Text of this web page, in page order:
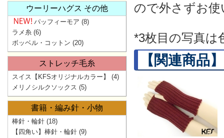
ので外さずお
*3枚目の写真は
【関連商品】
ウーリーハグス その他
パッフィーモア (8)
ラメ糸 (6)
ボッベル・コットン (20)
ストレッチ毛糸
スイス【KFSオリジナルカラー】
(4)
メリノシルクソックス (5)
書籍・編み針・小物
棒針・輪針 (18)
【四角い】棒針・輪針 (9)